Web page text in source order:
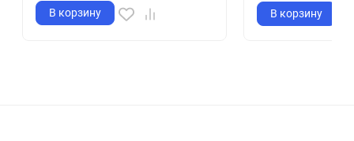
В корзину В корзину